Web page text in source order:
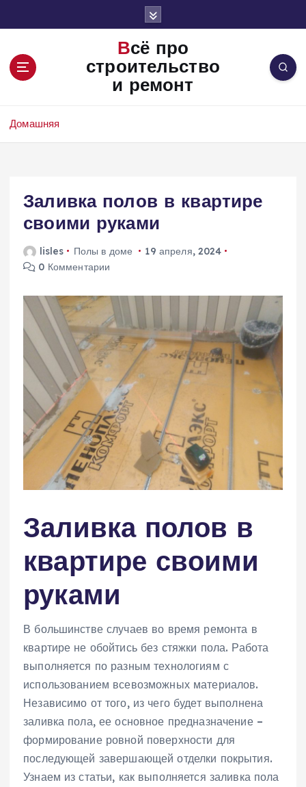
Всё про
строительство
и ремонт
Домашняя
Заливка полов в квартире
своими руками
lisles Полы в доме
19 апреля, 2024
0 Комментарии
Заливка полов в
квартире своими
руками
В большинстве случаев во время ремонта в
квартире не обойтись без стяжки пола. Работа
выполняется по разным технологиям с
использованием всевозможных материалов.
Независимо от того, из чего будет выполнена
заливка пола, ее основное предназначение –
формирование ровной поверхности для
последующей завершающей отделки покрытия.
Узнаем из статьи, как выполняется заливка пола